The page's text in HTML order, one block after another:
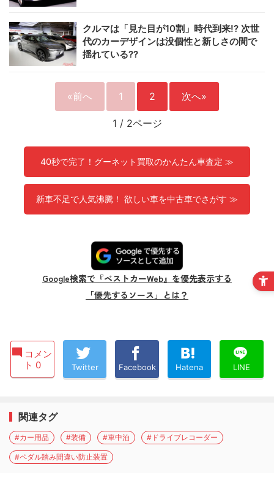
クルマは「見た目が10割」時代到来!? 次世
代のカーデザインは没個性と新しさの間で
揺れている??
«前へ 1 2 次へ»
1 / 2ページ
40秒で完了！グーネット買取のかんたん車査定 ≫
新車不足で人気沸騰！ 欲しい車を中古車でさがす ≫
Google検索で『ベストカーWeb』を優先表示する
「優先するソース」とは？
コメン
ト 0
Twitter Facebook Hatena LINE
関連タグ
#カー用品 #装備 #車中泊 #ドライブレコーダー
#ペダル踏み間違い防止装置